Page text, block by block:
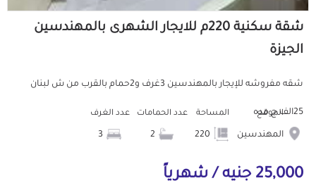
شقة سكنية 220م للايجار الشهرى بالمهندسين
الجيزة
شقه مفروشه للإيجار بالمهندسين 3غرف و2حمام بالقرب من ش لبنان
25الف ج مده الموقع
المهندسين
المساحة عدد الحمامات عدد الغرف
25,000 جنيه / شهرياً